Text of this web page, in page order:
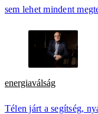
sem lehet mindent
energiaválság
Télen járt a segítség,